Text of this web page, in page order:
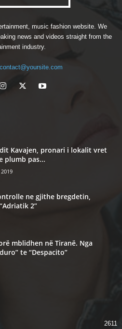
music fashion website. We
news and videos straight from the
industry.
contact@yoursite.com
Kavajen, pronari i lokalit vret
plumb pas...
ne gjithe bregdetin,
2”
mblidhen në Tiranë. Nga
te “Despacito”
2611